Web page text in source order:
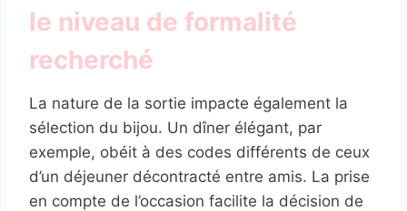
le niveau de formalité
recherché
La nature de la sortie impacte également la
sélection du bijou. Un dîner élégant, par
exemple, obéit à des codes différents de ceux
d’un déjeuner décontracté entre amis. La prise
en compte de l’occasion facilite la décision de